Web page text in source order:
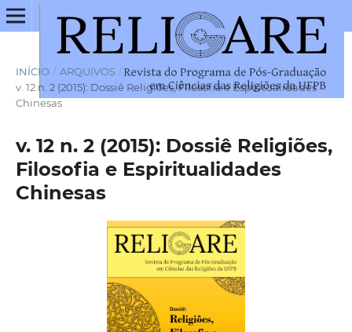
INÍCIO / ARQUIVOS /
v. 12 n. 2 (2015): Dossiê Religiões, Filosofia e Espiritualidades
Chinesas
v. 12 n. 2 (2015): Dossiê Religiões,
Filosofia e Espiritualidades
Chinesas